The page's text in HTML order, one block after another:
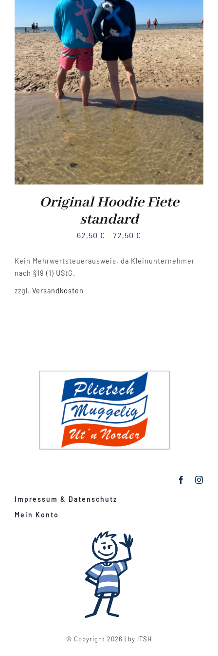
Original Hoodie Fiete
standard
62,50 € – 72,50 €
Kein Mehrwertsteuerausweis, da Kleinunternehmer
nach §19 (1) UStG.
zzgl. Versandkosten
Impressum & Datenschutz
Mein Konto
© Copyright 2026 | by ITSH